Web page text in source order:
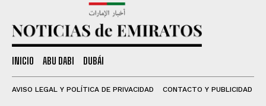
INICIO ABU DABI DUBÁI
AVISO LEGAL Y POLÍTICA DE PRIVACIDAD CONTACTO Y PUBLICIDAD